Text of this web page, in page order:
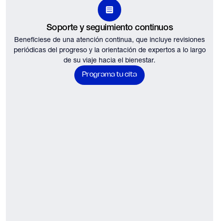
Soporte y seguimiento continuos
Benefíciese de una atención continua, que incluye revisiones
periódicas del progreso y la orientación de expertos a lo largo
de su viaje hacia el bienestar.
Programa tu cita